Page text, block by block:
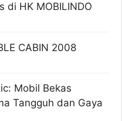
di HK MOBILINDO
CABIN 2008
Mobil Bekas
Tangguh dan Gaya